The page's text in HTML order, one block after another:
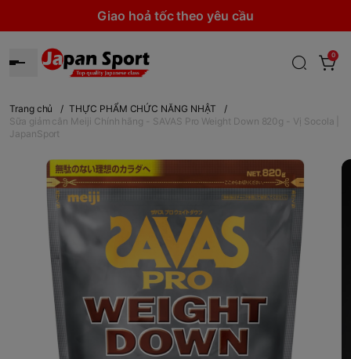
Giao hoả tốc theo yêu cầu
0
Trang chủ / THỰC PHẨM CHỨC NĂNG NHẬT
/
Sữa giảm cân Meiji Chính hãng - SAVAS Pro Weight Down 820g - Vị Socola |
JapanSport